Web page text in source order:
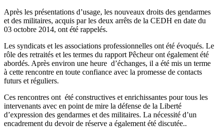
Après les présentations d’usage, les nouveaux droits des gendarmes
et des militaires, acquis par les deux arrêts de la CEDH en date du
03 octobre 2014, ont été rappelés.
Les syndicats et les associations professionnelles ont été évoqués. Le
rôle des retraités et les termes du rapport Pêcheur ont également été
abordés. Après environ une heure d’échanges, il a été mis un terme
à cette rencontre en toute confiance avec la promesse de contacts
futurs et réguliers.
Ces rencontres ont été constructives et enrichissantes pour tous les
intervenants avec en point de mire la défense de la Liberté
d’expression des gendarmes et des militaires. La nécessité d’un
encadrement du devoir de réserve a également été discutée..